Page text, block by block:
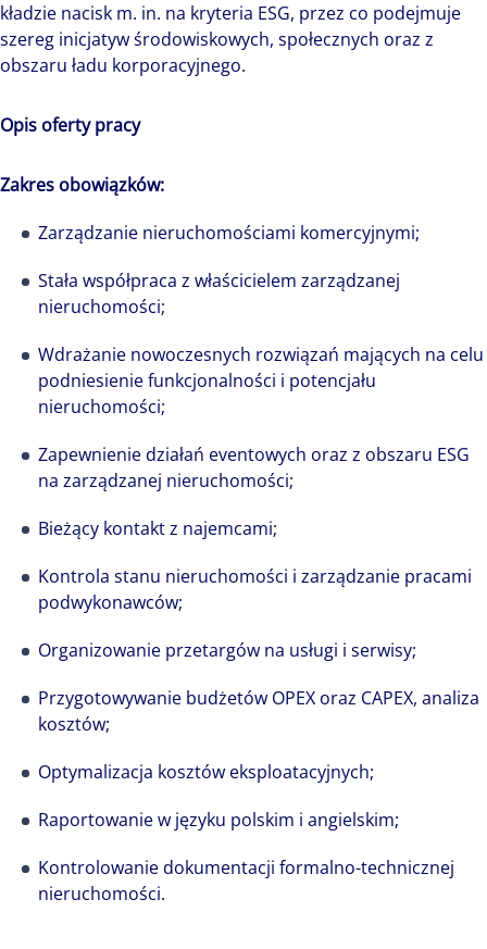
kładzie nacisk m. in. na kryteria ESG, przez co podejmuje
szereg inicjatyw środowiskowych, społecznych oraz z
obszaru ładu korporacyjnego.
Opis oferty pracy
Zakres obowiązków:
Zarządzanie nieruchomościami komercyjnymi;
Stała współpraca z właścicielem zarządzanej
nieruchomości;
Wdrażanie nowoczesnych rozwiązań mających na celu
podniesienie funkcjonalności i potencjału
nieruchomości;
Zapewnienie działań eventowych oraz z obszaru ESG
na zarządzanej nieruchomości;
Bieżący kontakt z najemcami;
Kontrola stanu nieruchomości i zarządzanie pracami
podwykonawców;
Organizowanie przetargów na usługi i serwisy;
Przygotowywanie budżetów OPEX oraz CAPEX, analiza
kosztów;
Optymalizacja kosztów eksploatacyjnych;
Raportowanie w języku polskim i angielskim;
Kontrolowanie dokumentacji formalno-technicznej
nieruchomości.